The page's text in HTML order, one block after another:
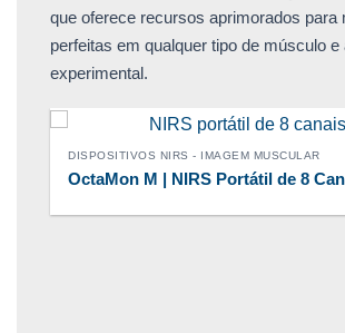
que oferece recursos aprimorados para
perfeitas em qualquer tipo de músculo e
experimental.
DISPOSITIVOS NIRS - IMAGEM MUSCULAR
OctaMon M | NIRS Portátil de 8